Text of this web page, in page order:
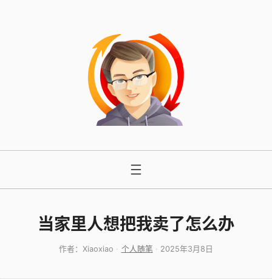
当家里人想把我卖了怎么办
作者： Xiaoxiao 个人随笔 2025年3月8日